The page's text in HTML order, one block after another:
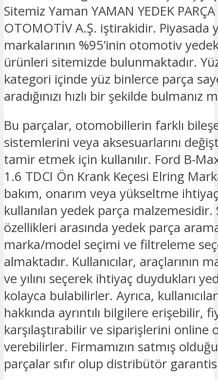
Sitemiz Yaman YAMAN YEDEK PARÇA
OTOMOTİV A.Ş. iştirakidir. Piyasada
markalarının %95’inin otomotiv
ürünleri sitemizde bulunmaktadır.
kategori içinde yüz binlerce parça
aradığınızı hızlı bir şekilde bulmanız
Bu parçalar, otomobillerin farklı
sistemlerini veya aksesuarlarını
tamir etmek için kullanılır. Ford B-
1.6 TDCI Ön Krank Keçesi Elring
bakım, onarım veya yükseltme
kullanılan yedek parça
özellikleri arasında yedek parça
marka/model seçimi ve filtreleme
almaktadır. Kullanıcılar, araçlarının
ve yılını seçerek ihtiyaç duydukları
kolayca bulabilirler. Ayrıca,
hakkında ayrıntılı bilgilere erişebilir,
karşılaştırabilir ve siparişlerini online
verebilirler. Firmamızın satmış
parçalar sıfır olup distribütör